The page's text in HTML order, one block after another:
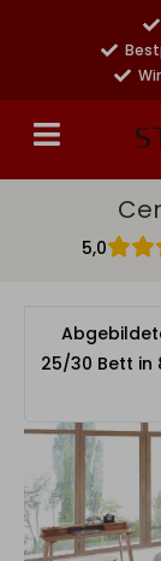
5,0
25/30 Bett